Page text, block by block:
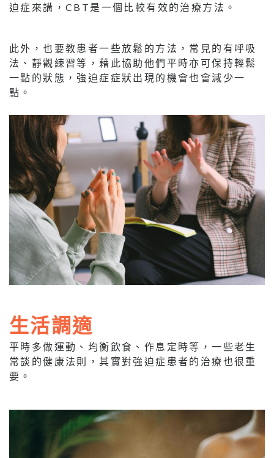
迫症來講，CBT是一個比較有效的治療方法。
此外，也要教患者一些放鬆的方法，常見的有呼吸
法、靜觀練習等，藉此協助他們平時亦可保持輕鬆
一點的狀態，強迫症症狀出現的機會也會減少一
點。
生活調適
平時多做運動、均衡飲食、作息定時等，一些老生
常談的健康法則，其實對強迫症患者的治療也很重
要。